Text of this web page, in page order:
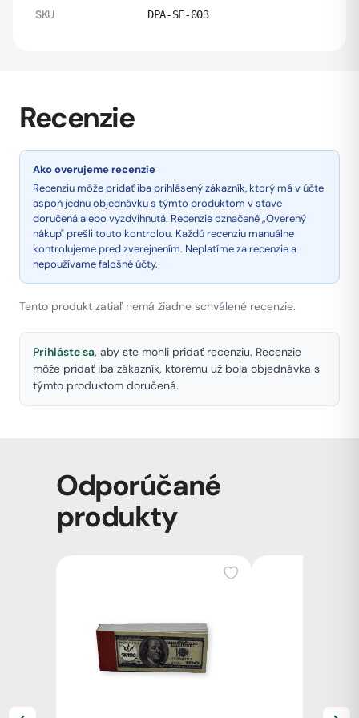
SKU DPA-SE-003
Recenzie
Ako overujeme recenzie
Recenziu môže pridať iba prihlásený zákazník, ktorý má v účte
aspoň jednu objednávku s týmto produktom v stave
doručená alebo vyzdvihnutá. Recenzie označené „Overený
nákup" prešli touto kontrolou. Každú recenziu manuálne
kontrolujeme pred zverejnením. Neplatíme za recenzie a
nepoužívame falošné účty.
Tento produkt zatiaľ nemá žiadne schválené recenzie.
Prihláste sa, aby ste mohli pridať recenziu. Recenzie
môže pridať iba zákazník, ktorému už bola objednávka s
týmto produktom doručená.
Odporúčané
produkty